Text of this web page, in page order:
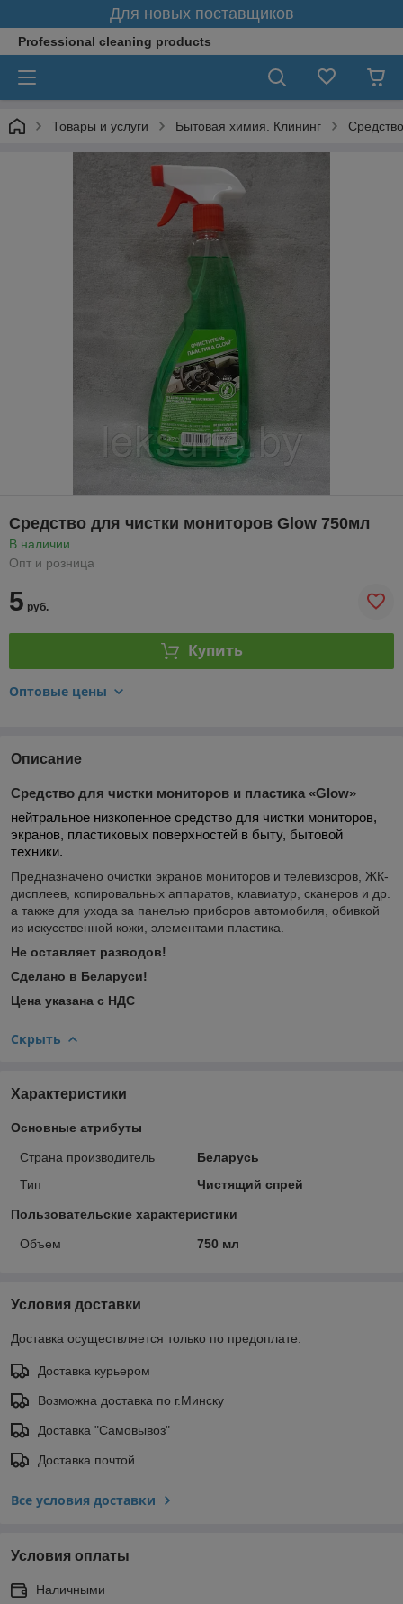
Для новых поставщиков
Professional cleaning products
Товары и услуги Бытовая химия. Клининг
Средство для чистки мониторов Glow 750мл
В наличии
Опт и розница
5 руб.
Купить
Оптовые цены
Описание
Средство для чистки мониторов и пластика «Glow»
нейтральное низкопенное средство для чистки мониторов,
экранов, пластиковых поверхностей в быту, бытовой
техники.
Предназначено очистки экранов мониторов и телевизоров, ЖК-
дисплеев, копировальных аппаратов, клавиатур, сканеров и др.
а также для ухода за панелью приборов автомобиля, обивкой
из искусственной кожи, элементами пластика.
Не оставляет разводов!
Сделано в Беларуси!
Цена указана с НДС
Скрыть
Характеристики
Основные атрибуты
Страна производитель
Беларусь
Тип
Чистящий спрей
Пользовательские характеристики
Объем 750 мл
Условия доставки
Доставка осуществляется только по предоплате.
Доставка курьером
Возможна доставка по г.Минску
Доставка "Самовывоз"
Доставка почтой
Все условия доставки
Условия оплаты
Наличными